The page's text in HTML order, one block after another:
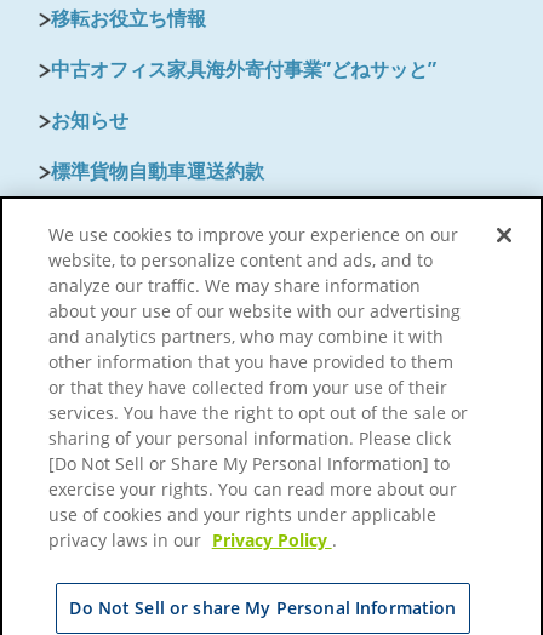
移転お役立ち情報
標準貨物自動車運送約款
中古オフィス家具海外寄付事業”どねサッと”
保険のご案内
よくあるご質問
お知らせ
個人のお引越し
会社情報
個人情報保護について
サイトのご利用にあたって
We use cookies to improve your experience on our
website, to personalize content and ads, and to
analyze our traffic. We may share information
about your use of our website with our advertising
and analytics partners, who may combine it with
other information that you have provided to them
or that they have collected from your use of their
services. You have the right to opt out of the sale or
sharing of your personal information. Please click
[Do Not Sell or Share My Personal Information] to
exercise your rights. You can read more about our
use of cookies and your rights under applicable
privacy laws in our Privacy Policy .
Do Not Sell or share My Personal Information